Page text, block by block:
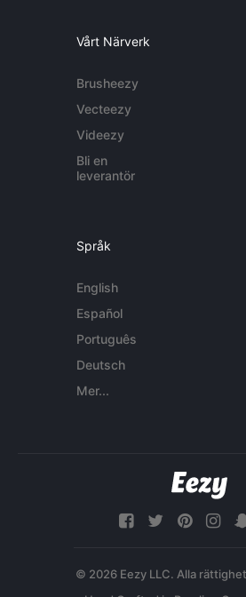
Vårt Närverk
Brusheezy
Vecteezy
Videezy
Bli en
leverantör
Språk
English
Español
Português
Deutsch
Mer...
© 2026 Eezy LLC. Alla